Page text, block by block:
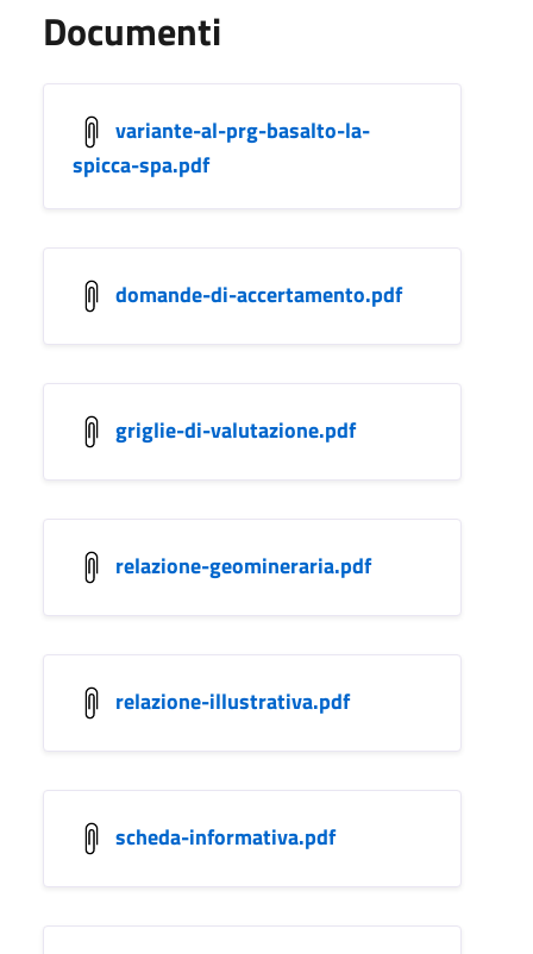
Documenti
variante-al-prg-basalto-la-
spicca-spa.pdf
domande-di-accertamento.pdf
griglie-di-valutazione.pdf
relazione-geomineraria.pdf
relazione-illustrativa.pdf
scheda-informativa.pdf